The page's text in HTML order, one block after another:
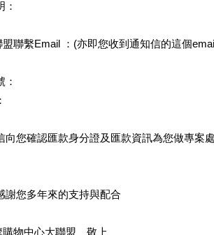
：
盟聯繫Email ：(亦即您收到通知信的這個
：
向您確認匯款身分證及匯款資訊為您做專案
謝您多年來的支持與配合
購物中心大聯盟 敬上